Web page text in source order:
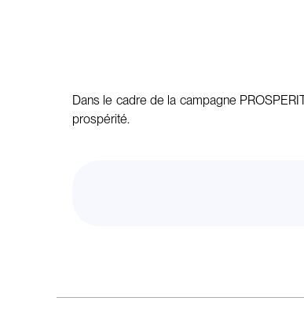
Dans le cadre de la campagne
prospérité.